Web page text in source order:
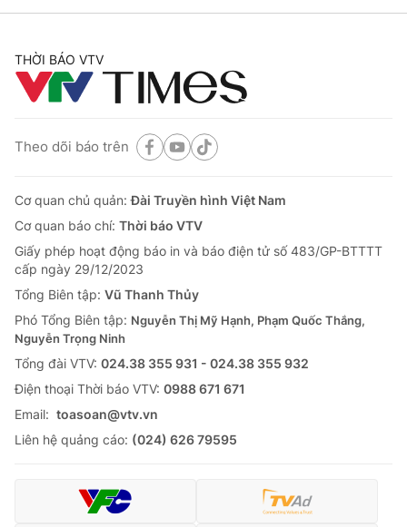
THỜI BÁO VTV
Theo dõi báo trên
Cơ quan chủ quản:Đài Truyền hình Việt Nam
Cơ quan báo chí: Thời báo VTV
Giấy phép hoạt động báo in và báo điện tử số 483/GP-BTTTT
cấp ngày 29/12/2023
Tổng Biên tập: Vũ Thanh Thủy
Phó Tổng Biên tập: Nguyễn Thị Mỹ Hạnh, Phạm Quốc Thắng,
Nguyễn Trọng Ninh
Tổng đài VTV: 024.38 355 931 - 024.38 355 932
Ðiện thoại Thời báo VTV: 0988 671 671
Email: toasoan@vtv.vn
Liên hệ quảng cáo: (024) 626 79595